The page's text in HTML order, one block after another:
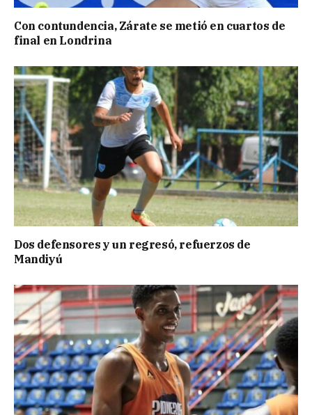
Con contundencia, Zárate se metió en cuartos de
final en Londrina
Dos defensores y un regresó, refuerzos de
Mandiyú